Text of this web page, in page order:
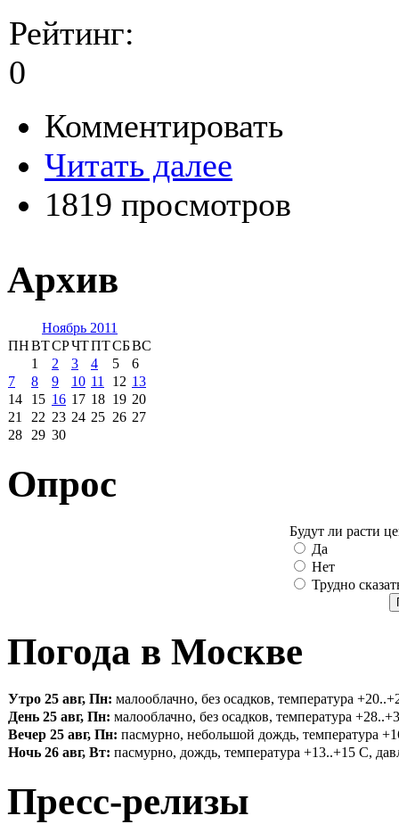
Рейтинг:
0
Комментировать
Читать далее
1819 просмотров
Архив
Ноябрь 2011
ПНВТСРЧТПТСБВС
1
2 3 4 5
6
7
8 9 10 11 12 13
14
15 16 17 18 19 20
21
22 23 24 25 26 27
28
29 30
Опрос
Будут ли расти
Да
Нет
Трудно
Погода в Москве
Утро 25 авг, Пн: малооблачно, без осадков, температура
День 25 авг, Пн: малооблачно, без осадков, температура
Вечер 25 авг, Пн: пасмурно, небольшой дождь, температура
Ночь 26 авг, Вт: пасмурно, дождь, температура +13..+15 С,
Пресс-релизы